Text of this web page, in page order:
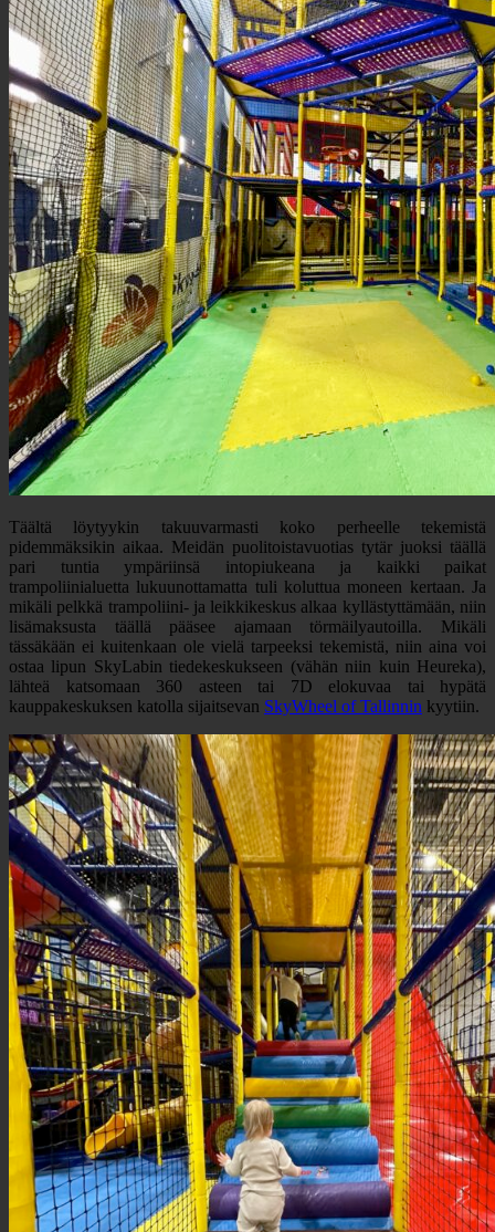
Täältä löytyykin takuuvarmasti koko perheelle tekemistä
pidemmäksikin aikaa. Meidän puolitoistavuotias tytär juoksi täällä
pari tuntia ympäriinsä intopiukeana ja kaikki paikat
trampoliinialuetta lukuunottamatta tuli koluttua moneen kertaan. Ja
mikäli pelkkä trampoliini- ja leikkikeskus alkaa kyllästyttämään, niin
lisämaksusta täällä pääsee ajamaan törmäilyautoilla. Mikäli
tässäkään ei kuitenkaan ole vielä tarpeeksi tekemistä, niin aina voi
ostaa lipun SkyLabin tiedekeskukseen (vähän niin kuin Heureka),
lähteä katsomaan 360 asteen tai 7D elokuvaa tai hypätä
kauppakeskuksen katolla sijaitsevan SkyWheel of Tallinnin kyytiin.